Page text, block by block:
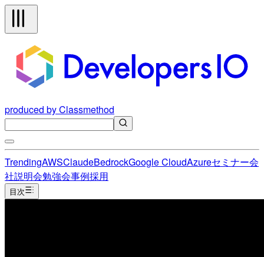
produced by Classmethod
TrendingAWSClaudeBedrockGoogle CloudAzureセミナー会
社説明会勉強会事例採用
目次